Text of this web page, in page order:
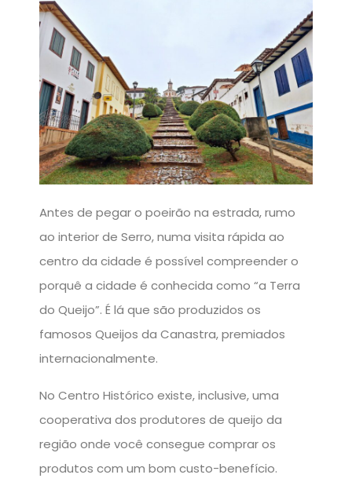
Antes de pegar o poeirão na estrada, rumo
ao interior de Serro, numa visita rápida ao
centro da cidade é possível compreender o
porquê a cidade é conhecida como “a Terra
do Queijo”. É lá que são produzidos os
famosos Queijos da Canastra, premiados
internacionalmente.
No Centro Histórico existe, inclusive, uma
cooperativa dos produtores de queijo da
região onde você consegue comprar os
produtos com um bom custo-benefício.